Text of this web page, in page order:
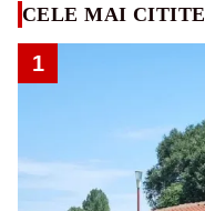
CELE MAI CITITE
1